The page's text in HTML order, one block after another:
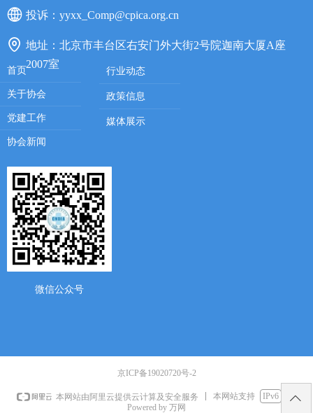
ꄱ
微信公众号
首页
关于协会
党建工作
协会新闻
行业动态
政策信息
媒体展示
投诉： yyxx_Comp@cpica.org.cn
地址： 北京市丰台区右安门外大街2号院迦南大厦A座
2007室
京ICP备19020720号-2
本网站由阿里云提供云计算及安全服务 本网站支持
IPv6
Powered by 万网